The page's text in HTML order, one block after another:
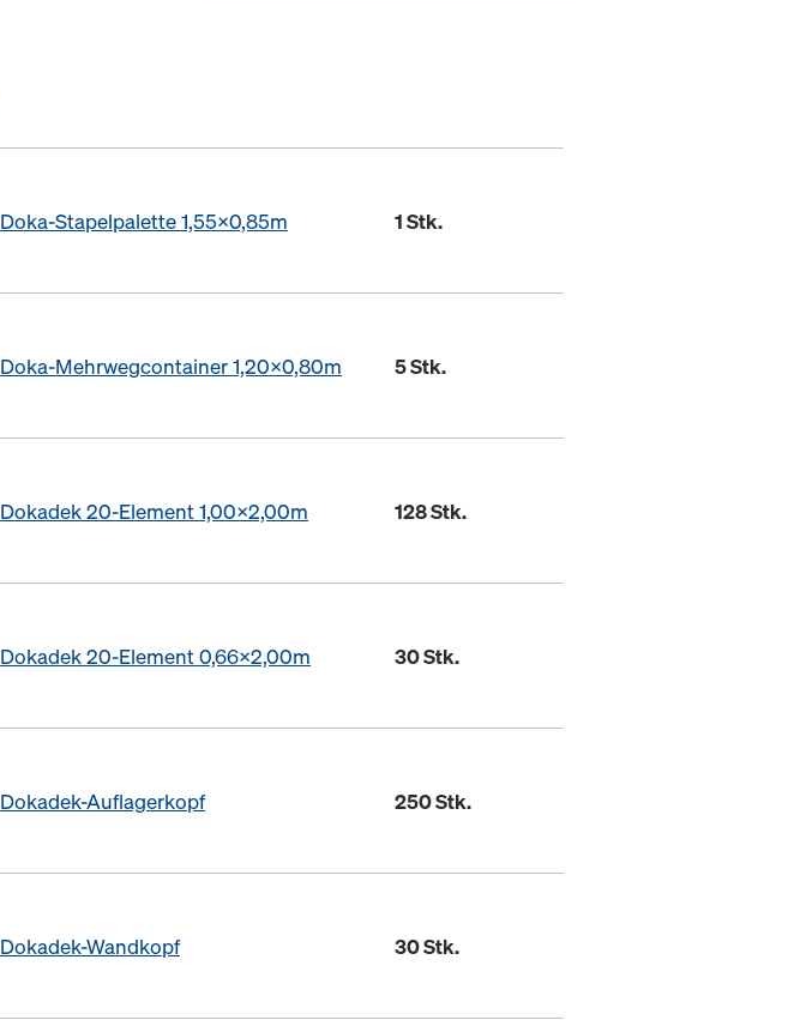
Doka-Stapelpalette 1,55x0,85m 1 Stk.
Doka-Mehrwegcontainer 1,20x0,80m 5 Stk.
Dokadek 20-Element 1,00x2,00m 128 Stk.
Dokadek 20-Element 0,66x2,00m 30 Stk.
Dokadek-Auflagerkopf 250 Stk.
Dokadek-Wandkopf 30 Stk.